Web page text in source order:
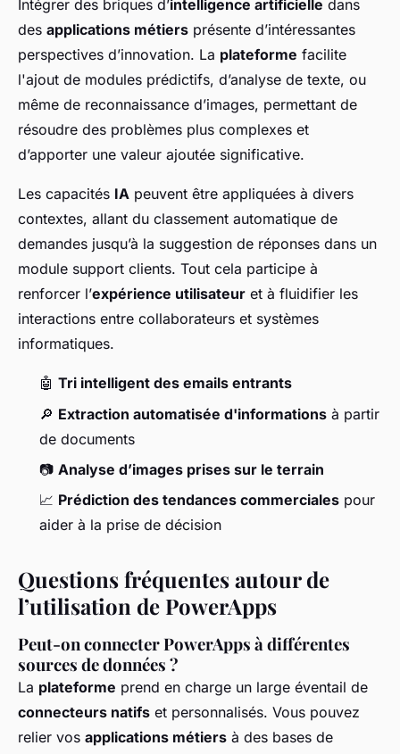
Intégrer des briques d’intelligence artificielle dans
des applications métiers présente d’intéressantes
perspectives d’innovation. La plateforme facilite
l'ajout de modules prédictifs, d’analyse de texte, ou
même de reconnaissance d’images, permettant de
résoudre des problèmes plus complexes et
d’apporter une valeur ajoutée significative.
Les capacités IA peuvent être appliquées à divers
contextes, allant du classement automatique de
demandes jusqu’à la suggestion de réponses dans un
module support clients. Tout cela participe à
renforcer l’expérience utilisateur et à fluidifier les
interactions entre collaborateurs et systèmes
informatiques.
🤖 Tri intelligent des emails entrants
🔎 Extraction automatisée d'informations à partir
de documents
📷 Analyse d’images prises sur le terrain
📈 Prédiction des tendances commerciales pour
aider à la prise de décision
Questions fréquentes autour de
l’utilisation de PowerApps
Peut-on connecter PowerApps à différentes
sources de données ?
La plateforme prend en charge un large éventail de
connecteurs natifs et personnalisés. Vous pouvez
relier vos applications métiers à des bases de